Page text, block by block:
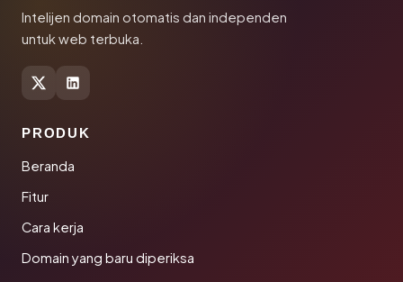
Intelijen domain otomatis dan independen
untuk web terbuka.
PRODUK
Beranda
Fitur
Cara kerja
Domain yang baru diperiksa